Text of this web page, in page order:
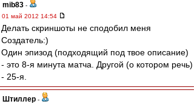
mib83 -
01 май 2012 14:54
Делать скриншоты не сподобил меня
Создатель:)
Один эпизод (подходящий под твое описание)
- это 8-я минута матча. Другой (о котором речь)
- 25-я.
Штиллер -